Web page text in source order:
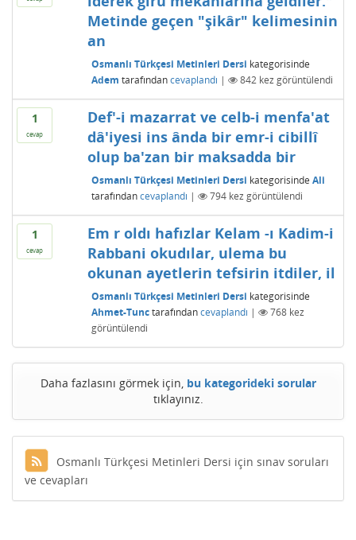
Metinde geçen "şikâr" kelimesinin
an
Osmanlı Türkçesi Metinleri Dersi kategorisinde
Adem tarafından cevaplandı | 842kez görüntülendi
1
cevap
Def'-i mazarrat ve celb-i menfa'at
dâ'iyesi ins ânda bir emr-i cibillî
olup ba'zan bir maksadda bir
Osmanlı Türkçesi Metinleri Dersi kategorisinde Ali
tarafından cevaplandı | 794kez görüntülendi
1
cevap
Em r oldı hafızlar Kelam -ı Kadim-i
Rabbani okudılar, ulema bu
okunan ayetlerin tefsirin itdiler, il
Osmanlı Türkçesi Metinleri Dersi kategorisinde
Ahmet-Tunc tarafından cevaplandı | 768kez
görüntülendi
Daha fazlasını görmek için, bu kategorideki sorular
tıklayınız.
Osmanlı Türkçesi Metinleri Dersi için sınav soruları
ve cevapları